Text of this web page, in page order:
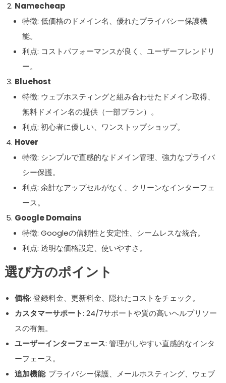
Namecheap
特徴: 低価格のドメイン名、優れたプライバシー保護機
能。
利点: コストパフォーマンスが良く、ユーザーフレンドリ
ー。
Bluehost
特徴: ウェブホスティングと組み合わせたドメイン取得、
無料ドメイン名の提供（一部プラン）。
利点: 初心者に優しい、ワンストップショップ。
Hover
特徴: シンプルで直感的なドメイン管理、強力なプライバ
シー保護。
利点: 余計なアップセルがなく、クリーンなインターフェ
ース。
Google Domains
特徴: Googleの信頼性と安定性、シームレスな統合。
利点: 透明な価格設定、使いやすさ。
選び方のポイント
価格: 登録料金、更新料金、隠れたコストをチェック。
カスタマーサポート: 24/7サポートや質の高いヘルプリソー
スの有無。
ユーザーインターフェース: 管理がしやすい直感的なインタ
ーフェース。
追加機能: プライバシー保護、メールホスティング、ウェブ